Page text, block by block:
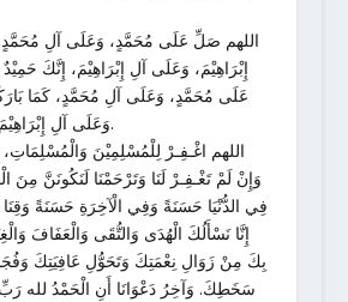
اللهم صَلِّ عَلَى مُحَمَّدٍ، وَعَلَى آلِ
إِبْرَاهِيْمَ، وَعَلَى آلِ إِبْرَاهِيْمَ، إِنَّكَ
عَلَى مُحَمَّدٍ، وَعَلَى آلِ مُحَمَّدٍ، كَمَا
وَعَلَى آلِ إِبْرَاهِيْمَ، إِنَّكَ حَمِيْدٌ مَجِيْدٌ.
اللهم اغْـفِـرْ لِلْمُسْلِمِيْنَ وَالْمُسْلِمَاتِ،
وَإِنْ لَمْ تَغْـفِـرْ لَنَا وَتَرْحَمْنَا لَنَكُونَنَّ مِنَ
فِي الدُّنْيَا حَسَنَةً وَفِي الْآخِرَةِ حَسَنَةً وَقِنَا
إِنَّا نَسْأَلُكَ الْهُدَى وَالتُّقَى وَالْعَفَافَ
بِكَ مِنْ زَوَالِ نِعْمَتِكَ وَتَحَوُّلِ عَافِيَتِكَ
سَخَطِكَ. وَآخِرُ دَعْوَانَا أَنِ الْحَمْدُ لله